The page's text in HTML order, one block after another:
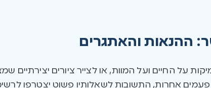
ההנאות והאתגרים
על החיים ועל המוות, או לצייר ציורים יצירתיים
פעמים אחרות, התשובות לשאלותיו פשוט יצטרפו